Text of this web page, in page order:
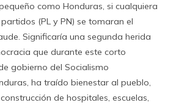
como Honduras, si cualquiera
(PL y PN) se tomaran el
Significaría una segunda herida
que durante este corto
gobierno del Socialismo
ha traído bienestar al pueblo,
de hospitales, escuelas,